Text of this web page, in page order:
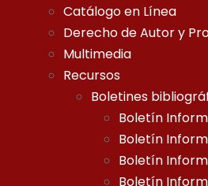
Catálogo en Línea
Derecho de Autor y
Multimedia
Recursos
Boletines
Boletín
Boletín
Boletín
Boletín